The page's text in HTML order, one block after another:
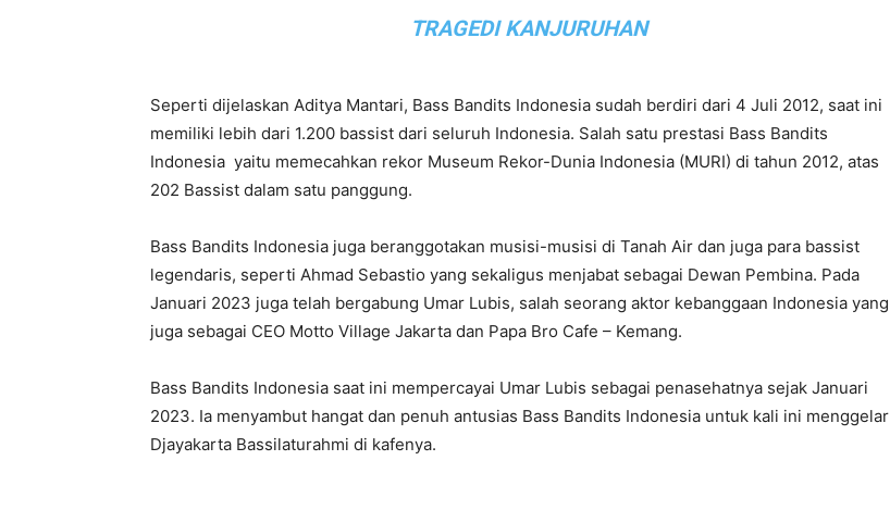
TRAGEDI KANJURUHAN
Seperti dijelaskan Aditya Mantari, Bass Bandits Indonesia sudah berdiri dari 4 Juli 2012, saat ini
memiliki lebih dari 1.200 bassist dari seluruh Indonesia. Salah satu prestasi Bass Bandits
Indonesia yaitu memecahkan rekor Museum Rekor-Dunia Indonesia (MURI) di tahun 2012, atas
202 Bassist dalam satu panggung.
Bass Bandits Indonesia juga beranggotakan musisi-musisi di Tanah Air dan juga para bassist
legendaris, seperti Ahmad Sebastio yang sekaligus menjabat sebagai Dewan Pembina. Pada
Januari 2023 juga telah bergabung Umar Lubis, salah seorang aktor kebanggaan Indonesia yang
juga sebagai CEO Motto Village Jakarta dan Papa Bro Cafe – Kemang.
Bass Bandits Indonesia saat ini mempercayai Umar Lubis sebagai penasehatnya sejak Januari
2023. Ia menyambut hangat dan penuh antusias Bass Bandits Indonesia untuk kali ini menggelar
Djayakarta Bassilaturahmi di kafenya.